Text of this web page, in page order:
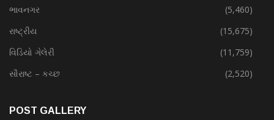
ભાવનગર
(5,460)
રાષ્ટ્રીય
(15,675)
વિડિયો ગેલેરી
(11,759)
સૌરાષ્ટ – કચ્છ
(2,520)
POST GALLERY